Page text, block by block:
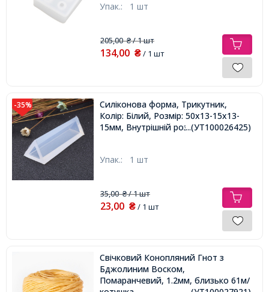
Упак.: 1 шт
205,00₴/ 1 шт
134,00 ₴/ 1 шт
-35%
Силіконова форма, Трикутник,
Колір: Білий, Розмір: 50х13-15х13-
15мм, Внутрішній розмір 8х8мм,
...(УТ100026425)
Упак.: 1 шт
35,00₴/ 1 шт
23,00 ₴/ 1 шт
Свічковий Конопляний Гнот з
Бджолиним Воском,
Помаранчевий, 1.2мм, близько 61м/